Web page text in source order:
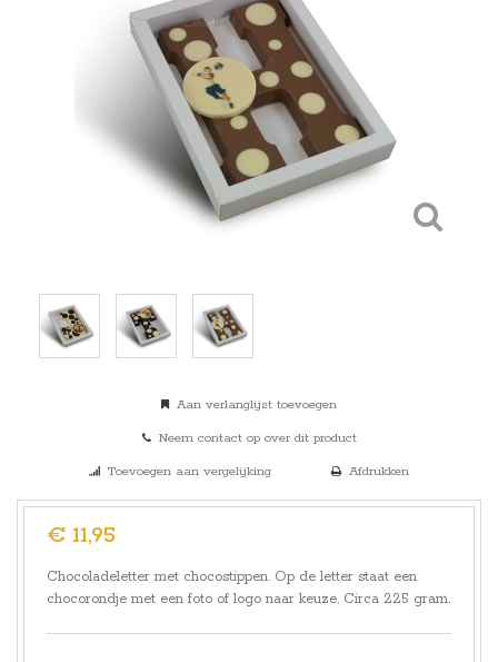
Aan verlanglijst toevoegen
Neem contact op over dit product
Toevoegen aan vergelijking
Afdrukken
€ 11,95
Chocoladeletter met chocostippen. Op de letter staat een
chocorondje met een foto of logo naar keuze. Circa 225 gram.